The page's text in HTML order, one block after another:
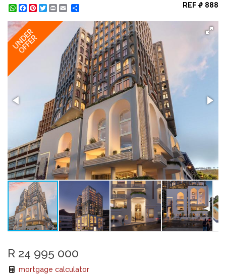
WhatsApp
Facebook
Pinterest
Twitter
Print REF # 888
UNDER
OFFER
R 24 995 000
mortgage calculator